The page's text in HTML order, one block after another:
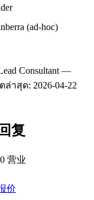
(ad-hoc)
Consultant —
ล่าสุด: 2026-04-22
复
营业
价